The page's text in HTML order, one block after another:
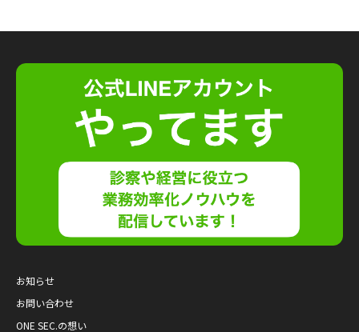
お知らせ
お問い合わせ
ONE SEC.の想い